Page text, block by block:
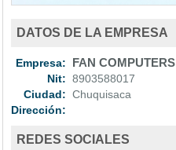
DATOS DE LA EMPRESA
Empresa: FAN COMPUTERS
Nit: 8903588017
Ciudad: Chuquisaca
Dirección:
REDES SOCIALES